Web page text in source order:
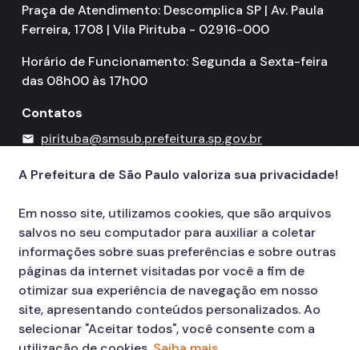
Praça de Atendimento: Descomplica SP | Av. Paula
Ferreira, 1708 | Vila Pirituba - 02916-000
Horário de Funcionamento: Segunda a Sexta-feira
das 08h00 às 17h00
Contatos
mail pirituba@smsub.prefeitura.sp.gov.br
A Prefeitura de São Paulo valoriza sua privacidade!
Em nosso site, utilizamos cookies, que são arquivos
salvos no seu computador para auxiliar a coletar
informações sobre suas preferências e sobre outras
páginas da internet visitadas por você a fim de
otimizar sua experiência de navegação em nosso
site, apresentando conteúdos personalizados. Ao
selecionar "Aceitar todos", você consente com a